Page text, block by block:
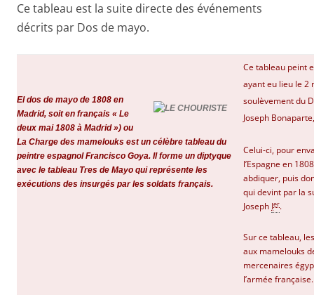
Ce tableau est la suite directe des événements
décrits par Dos de mayo.
El dos de mayo de 1808 en
Madrid, soit en français « Le
deux mai 1808 à Madrid ») ou
La Charge des mamelouks est un célèbre tableau du
peintre espagnol Francisco Goya. Il forme un diptyque
avec le tableau Tres de Mayo qui représente les
exécutions des insurgés par les soldats français.
Ce tableau peint
ayant eu lieu le 2
soulèvement du
Joseph
Celui-ci, pour
l’Espagne en
abdiquer, puis
qui devint par la
Joseph Ier.
Sur ce tableau,
aux mamelouks
mercenaires
l’armée française.